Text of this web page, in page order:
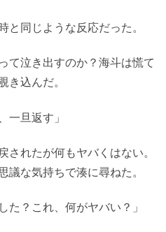
と同じような反応だった。
て泣き出すのか？海斗は慌て
き込んだ。
一旦返す」
されたが何もヤバくはない。
議な気持ちで湊に尋ねた。
た？これ、何がヤバい？」